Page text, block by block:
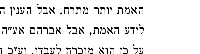
האמת יותר מתרח, אבל הענין
לידע האמת, אבל אברהם